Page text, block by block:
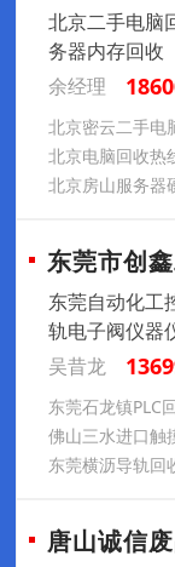
北京二手电脑
务器内存回收
余经理
北京密云二手电
北京电脑回收热
北京房山服务器
东莞市创
东莞自动化工
轨电子阀仪器
吴昔龙
东莞石龙镇PLC
佛山三水进口触
东莞横沥导轨回
唐山诚信